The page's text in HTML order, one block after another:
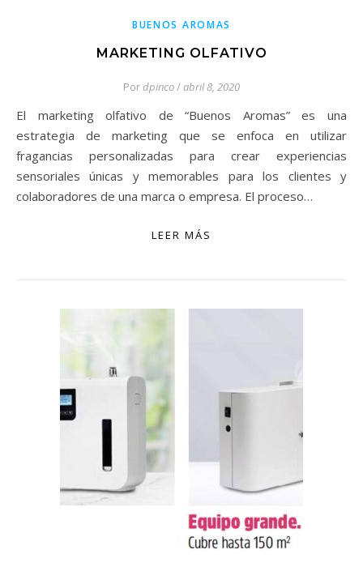
BUENOS AROMAS
MARKETING OLFATIVO
Pordpinco/abril 8, 2020
El marketing olfativo de “Buenos Aromas” es una
estrategia de marketing que se enfoca en utilizar
fragancias personalizadas para crear experiencias
sensoriales únicas y memorables para los clientes y
colaboradores de una marca o empresa. El proceso…
LEER MÁS